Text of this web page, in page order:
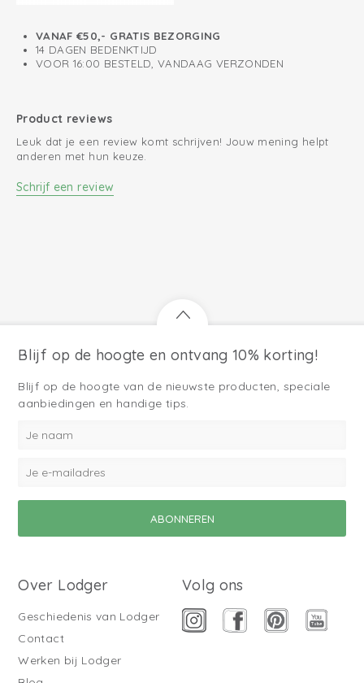
VANAF €50,- GRATIS BEZORGING
14 DAGEN BEDENKTIJD
VOOR 16:00 BESTELD, VANDAAG VERZONDEN
Product reviews
Leuk dat je een review komt schrijven! Jouw mening helpt
anderen met hun keuze.
Schrijf een review
Blijf op de hoogte en ontvang 10% korting!
Blijf op de hoogte van de nieuwste producten, speciale
aanbiedingen en handige tips.
Over Lodger
Geschiedenis van Lodger
Contact
Werken bij Lodger
Volg ons